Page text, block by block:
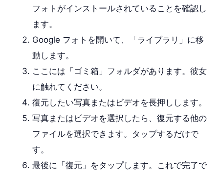
フォトがインストールされていることを確認し
ます。
Google フォトを開いて、「ライブラリ」に移
動します。
ここには「ゴミ箱」フォルダがあります。彼女
に触れてください。
復元したい写真またはビデオを長押しします。
写真またはビデオを選択したら、復元する他の
ファイルを選択できます。タップするだけで
す。
最後に「復元」をタップします。これで完了で